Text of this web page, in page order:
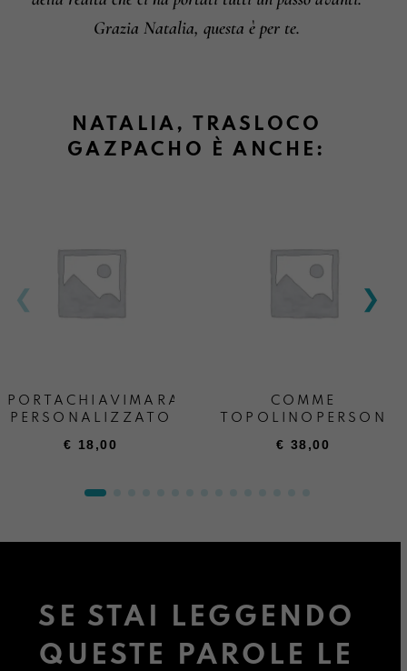
Grazia Natalia, questa è per te.
NATALIA, TRASLOCO
GAZPACHO È ANCHE:
PORTACHIAVIMARA
PERSONALIZZATO
€ 18,00
COMME
€ 38,00
SE STAI LEGGENDO
QUESTE PAROLE LE